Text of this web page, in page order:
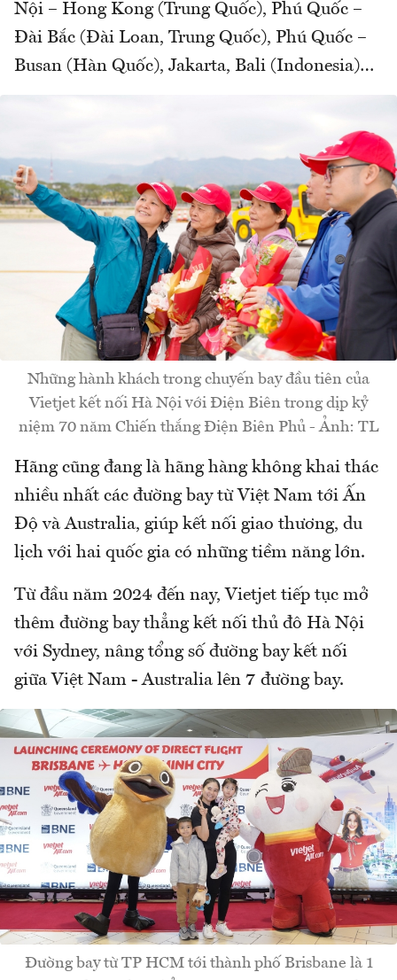
Nội – Hong Kong (Trung Quốc), Phú Quốc –
Đài Bắc (Đài Loan, Trung Quốc), Phú Quốc –
Busan (Hàn Quốc), Jakarta, Bali (Indonesia)…
Những hành khách trong chuyến bay đầu tiên của
Vietjet kết nối Hà Nội với Điện Biên trong dịp kỷ
niệm 70 năm Chiến thắng Điện Biên Phủ - Ảnh: TL
Hãng cũng đang là hãng hàng không khai thác
nhiều nhất các đường bay từ Việt Nam tới Ấn
Độ và Australia, giúp kết nối giao thương, du
lịch với hai quốc gia có những tiềm năng lớn.
Từ đầu năm 2024 đến nay, Vietjet tiếp tục mở
thêm đường bay thẳng kết nối thủ đô Hà Nội
với Sydney, nâng tổng số đường bay kết nối
giữa Việt Nam - Australia lên 7 đường bay.
Đường bay từ TP HCM tới thành phố Brisbane là 1